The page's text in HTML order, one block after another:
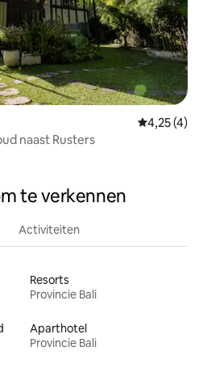
4,25 (4)
naast Rusters
te verkennen
Activiteiten
Resorts
Provincie Bali
Aparthotel
Provincie Bali